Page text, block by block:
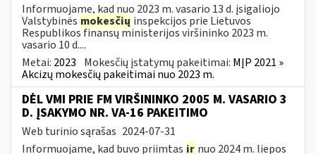
Informuojame, kad nuo 2023 m. vasario 13 d. įsigaliojo
Valstybinės mokesčių inspekcijos prie Lietuvos
Respublikos finansų ministerijos viršininko 2023 m.
vasario 10 d....
Metai: 2023 Mokesčių įstatymų pakeitimai: MĮP 2021 »
Akcizų mokesčių pakeitimai nuo 2023 m.
DĖL VMI PRIE FM VIRŠININKO 2005 M. VASARIO 3
D. ĮSAKYMO NR. VA-16 PAKEITIMO
Web turinio sąrašas 2024-07-31
Informuojame, kad buvo priimtas ir nuo 2024 m. liepos